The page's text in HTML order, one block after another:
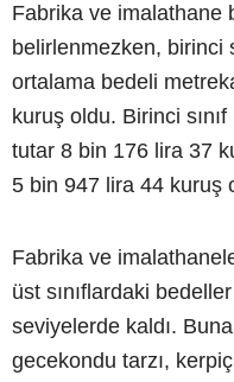
Fabrika ve imalathane
belirlenmezken, birinci
ortalama bedeli
kuruş oldu. Birinci
tutar 8 bin 176 lira 37
5 bin 947 lira 44 kuruş
Fabrika ve
üst sınıflardaki
seviyelerde kaldı. Buna
gecekondu tarzı,